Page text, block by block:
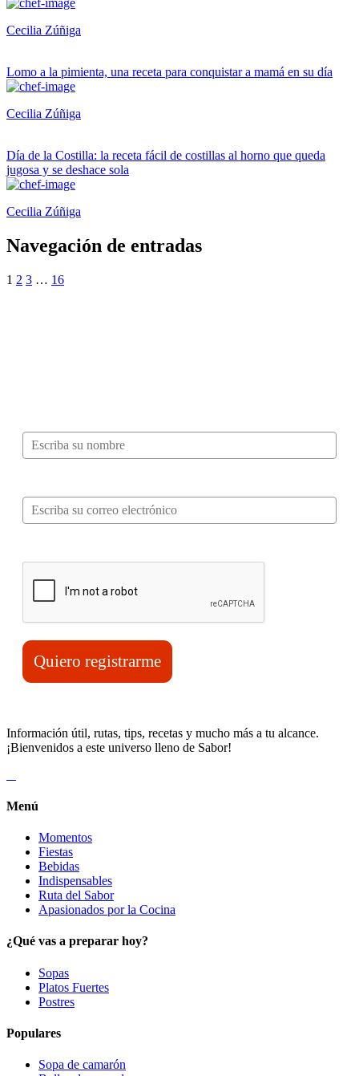
Cecilia Zúñiga
Lomo a la pimienta, una receta para conquistar a mamá en su día
Cecilia Zúñiga
Día de la Costilla: la receta fácil de costillas al horno que queda
jugosa y se deshace sola
Cecilia Zúñiga
Navegación de entradas
1 2 3 … 16
Quiero registrarme
Información útil, rutas, tips, recetas y mucho más a tu alcance.
¡Bienvenidos a este universo lleno de Sabor!
Menú
Momentos
Fiestas
Bebidas
Indispensables
Ruta del Sabor
Apasionados por la Cocina
¿Qué vas a preparar hoy?
Sopas
Platos Fuertes
Postres
Populares
Sopa de camarón